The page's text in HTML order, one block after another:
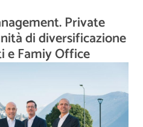
Private
di diversificazione
e Famiy Office